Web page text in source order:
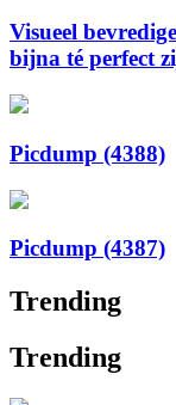
Visueel
bijna té perfect
Picdump (4388)
Picdump (4387)
Trending
Trending